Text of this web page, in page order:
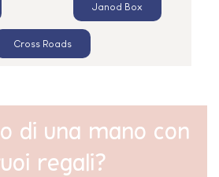
Janod Box
Cross Roads
di una mano con
regali?